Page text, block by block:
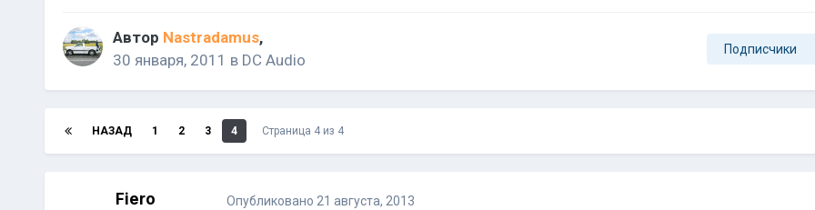
Автор Nastradamus,
30 января, 2011 в DC Audio
Подписчики
НАЗАД 1 2 3 4 Страница 4 из 4
Fiero Опубликовано 21 августа, 2013